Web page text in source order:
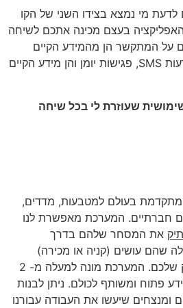
מי נמצא בצידו השני של הקו
בעצם מכינה אתכם לשיחה
על המתקשר הן מהמידע הקיים
בטלפון שלכם כדוגמת הודעות SMS, פגישות יומן והן מידע הקיים
שעוזרת לי בכל שיחה
בעולם למטבעות, מדדים,
חברתיים. המערכת מאפשרת לנו
את המסחר שלהם בדרך
שהם עושים (קניה או מכירה)
יתבצע אוטומטית גם בתיק שלכם. המערכת מונה למעלה מ- 2
פתוח ומשותף לכולם. ניתן לבנות
ומנצחים שיעשו את העבודה עבורנו